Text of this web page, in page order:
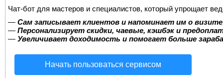
Чат-бот для мастеров и специалистов, который упрощает
— Сам записывает клиентов и напоминает им о
— Персонализирует скидки, чаевые, кэшбэк и
— Увеличивает доходимость и помогает больше
Начать пользоваться сервисом